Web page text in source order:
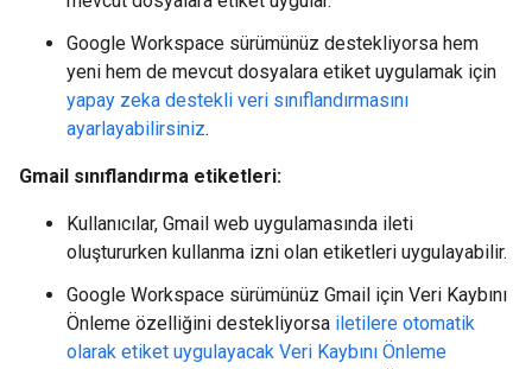
Google Workspace sürümünüz destekliyorsa hem
yeni hem de mevcut dosyalara etiket uygulamak için
yapay zeka destekli veri sınıflandırmasını
ayarlayabilirsiniz.
Gmail sınıflandırma etiketleri:
Kullanıcılar, Gmail web uygulamasında ileti
oluştururken kullanma izni olan etiketleri uygulayabilir.
Google Workspace sürümünüz Gmail için Veri Kaybını
Önleme özelliğini destekliyorsa iletilere otomatik
olarak etiket uygulayacak Veri Kaybını Önleme